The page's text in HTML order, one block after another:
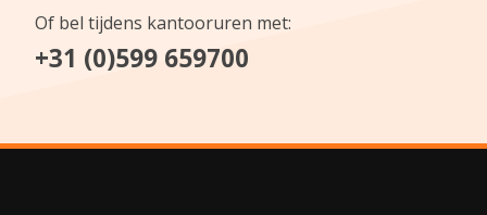
Of bel tijdens kantooruren met:
+31 (0)599 659700